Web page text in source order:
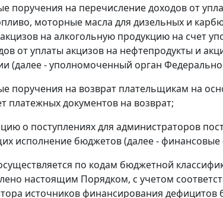
поручения на перечисление доходов от
моторные масла для дизельных и
на алкогольную продукцию на счет
от уплаты акцизов на нефтепродукты и
(далее - уполномоченный орган
поручения на возврат плательщикам на
платежных документов на возврат;
о поступлениях для администраторов
исполнение бюджетов (далее - финансовые
по кодам бюджетной
настоящим Порядком, с учетом
источников финансирования